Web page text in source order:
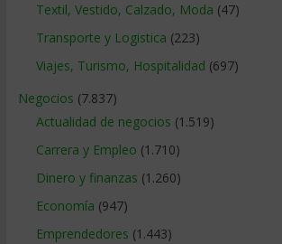
Textil, Vestido, Calzado, Moda (47)
Transporte y Logistica (223)
Viajes, Turismo, Hospitalidad (697)
Negocios (7.837)
Actualidad de negocios (1.519)
Carrera y Empleo (1.710)
Dinero y finanzas (1.260)
Economía (947)
Emprendedores (1.443)